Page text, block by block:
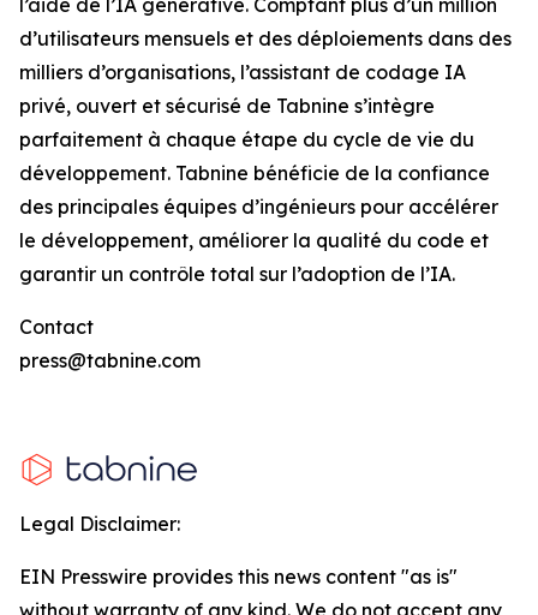
d’utilisateurs mensuels et des déploiements dans des
milliers d’organisations, l’assistant de codage IA
privé, ouvert et sécurisé de Tabnine s’intègre
parfaitement à chaque étape du cycle de vie du
développement. Tabnine bénéficie de la confiance
des principales équipes d’ingénieurs pour accélérer
le développement, améliorer la qualité du code et
garantir un contrôle total sur l’adoption de l’IA.
Contact
press@tabnine.com
Legal Disclaimer:
EIN Presswire provides this news content "as is"
without warranty of any kind. We do not accept any